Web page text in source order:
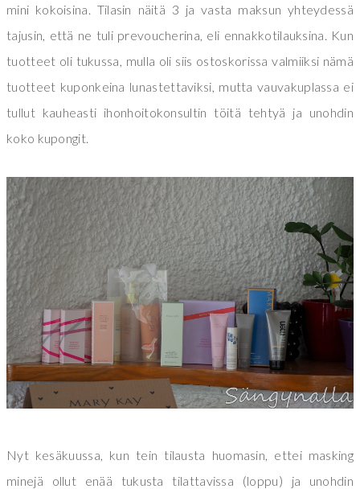
mini kokoisina. Tilasin näitä 3 ja vasta maksun yhteydessä
tajusin, että ne tuli prevoucherina, eli ennakkotilauksina. Kun
tuotteet oli tukussa, mulla oli siis ostoskorissa valmiiksi nämä
tuotteet kuponkeina lunastettaviksi, mutta vauvakuplassa ei
tullut kauheasti ihonhoitokonsultin töitä tehtyä ja unohdin
koko kupongit.
Nyt kesäkuussa, kun tein tilausta huomasin, ettei masking
minejä ollut enää tukusta tilattavissa (loppu) ja unohdin